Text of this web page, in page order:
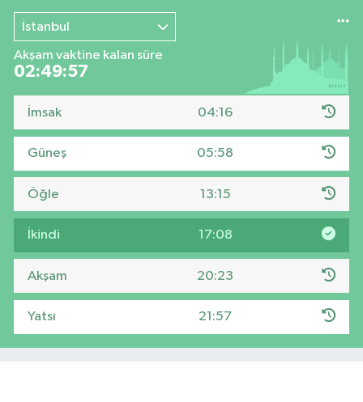
İstanbul
Akşam vaktine kalan süre
02:49:57
İmsak 04:16
Güneş 05:58
Öğle 13:15
İkindi 17:08
Akşam 20:23
Yatsı 21:57